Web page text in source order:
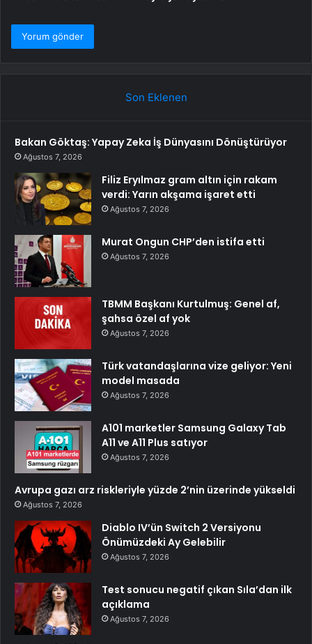
Son Eklenen
Bakan Göktaş: Yapay Zeka İş Dünyasını Dönüştürüyor
Ağustos 7, 2026
Filiz Eryılmaz gram altın için rakam
verdi: Yarın akşama işaret etti
Ağustos 7, 2026
Murat Ongun CHP’den istifa etti
Ağustos 7, 2026
TBMM Başkanı Kurtulmuş: Genel af,
şahsa özel af yok
Ağustos 7, 2026
Türk vatandaşlarına vize geliyor: Yeni
model masada
Ağustos 7, 2026
A101 marketler Samsung Galaxy Tab
A11 ve A11 Plus satıyor
Ağustos 7, 2026
Avrupa gazı arz riskleriyle yüzde 2’nin üzerinde yükseldi
Ağustos 7, 2026
Diablo IV’ün Switch 2 Versiyonu
Önümüzdeki Ay Gelebilir
Ağustos 7, 2026
Test sonucu negatif çıkan Sıla’dan ilk
açıklama
Ağustos 7, 2026